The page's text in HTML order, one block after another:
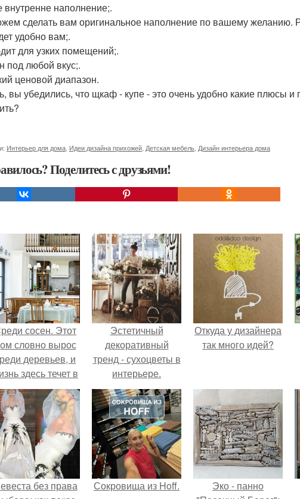
наполнение;.
сделать вам оригинальное наполнение по вашему желанию.
удобно вам;.
для узких помещений;.
под любой вкус;.
ценовой диапазон.
вы убедились, что щкаф - купе - это очень удобно какие плюсы
Интерьер для дома Идеи дизайна прихожей Детская мебель Дизайн интерьера дома
Поделитесь с друзьями!
сосен. Этот
словно вырос
деревьев, и
здесь течет в
ритме
- спокойно, без
и лишнего
шума.
Эстетичный
декоративный
тренд - сухоцветы в
интерьере.
Откуда у дизайнера
так много идей?
без права
Сокровища из Hoff.
Эко - панно